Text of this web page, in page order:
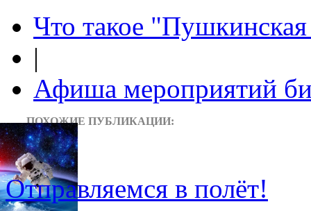
Что такое "Пушкинская
|
Афиша мероприятий
ПОХОЖИЕ ПУБЛИКАЦИИ:
Отправляемся в полёт!